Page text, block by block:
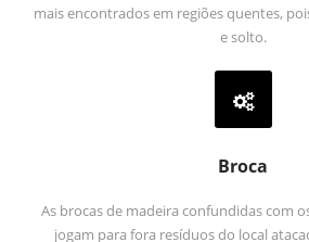
mais encontrados em regiões quentes,
e solto.
Broca
As brocas de madeira confundidas com
jogam para fora resíduos do local